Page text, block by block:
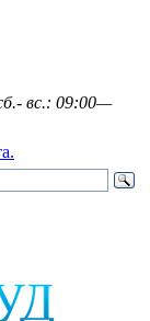
вс.: 09:00—